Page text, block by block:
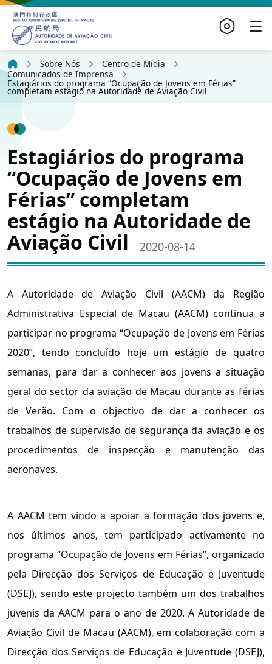
Sobre Nós
Centro de Mídia
Comunicados de Imprensa
Estagiários do programa “Ocupação de Jovens em Férias”
completam estágio na Autoridade de Aviação Civil
Estagiários do programa
“Ocupação de Jovens em
Férias” completam
estágio na Autoridade de
Aviação Civil
2020-08-14
A Autoridade de Aviação Civil (AACM) da Região
Administrativa Especial de Macau (AACM) continua a
participar no programa “Ocupação de Jovens em Férias
2020”, tendo concluído hoje um estágio de quatro
semanas, para dar a conhecer aos jovens a situação
geral do sector da aviação de Macau durante as férias
de Verão. Com o objectivo de dar a conhecer os
trabalhos de supervisão de segurança da aviação e os
procedimentos de inspecção e manutenção das
aeronaves.
A AACM tem vindo a apoiar a formação dos jovens e,
nos últimos anos, tem participado activamente no
programa “Ocupação de Jovens em Férias”, organizado
pela Direcção dos Serviços de Educação e Juventude
(DSEJ), sendo este projecto também um dos trabalhos
juvenis da AACM para o ano de 2020. A Autoridade de
Aviação Civil de Macau (AACM), em colaboração com a
Direcção dos Serviços de Educação e Juventude (DSEJ),